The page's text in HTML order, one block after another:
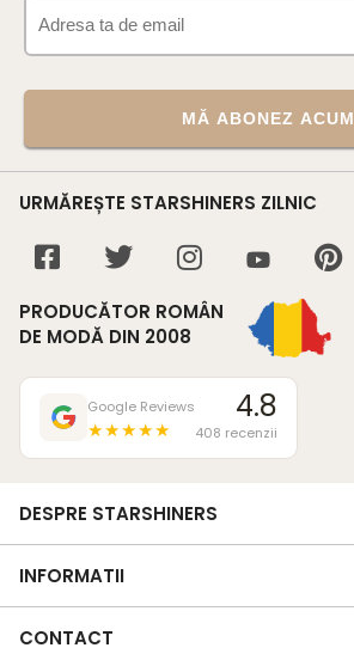
MĂ ABONEZ ACUM
URMĂREȘTE STARSHINERS ZILNIC
PRODUCĂTOR ROMÂN
DE MODĂ DIN 2008
Google Reviews
★★★★★
4.8
408 recenzii
DESPRE STARSHINERS
INFORMATII
CONTACT